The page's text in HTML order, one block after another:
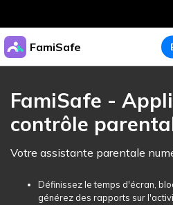
Produits phares
Utilité
Aperçu
Solutions
Actualités
Boutique
FamiSafe
FamiSafe
Protégez la Vie
Essai
Fonctionnalités
Activité de l'Appareil
Blog
Traceur de Localisation
Ressources
FamiSafe -
contrôle
Votre assistante parentale
Définissez le temps d'écran,
générez des rapports sur